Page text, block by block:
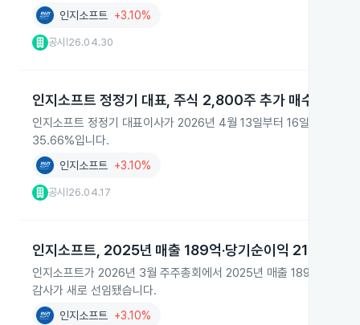
인지소프트 +3.10%
공시 26.04.30
인지소프트 정정기 대표, 주식 2,800주 추가 매수
인지소프트 정정기 대표이사가 2026년 4월 13일부터 16일까지 자
35.66%입니다.
인지소프트 +3.10%
공시 26.04.17
인지소프트, 2025년 매출 189억·당기순이익 214억 보고
인지소프트가 2026년 3월 주주총회에서 2025년 매출 189억 원, 영
감사가 새로 선임됐습니다.
인지소프트 +3.10%